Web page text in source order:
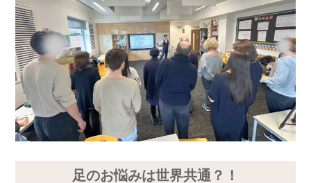
足のお悩みは世界共通？！